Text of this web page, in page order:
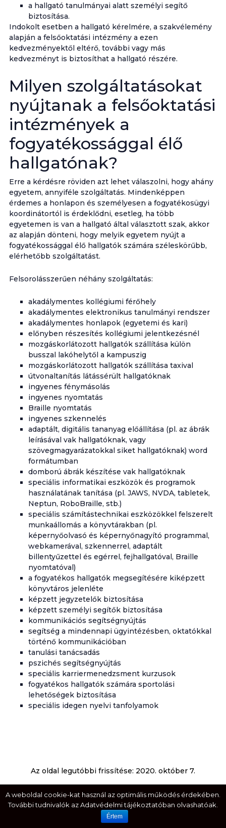
a hallgató tanulmányai alatt személyi segítő
biztosítása.
Indokolt esetben a hallgató kérelmére, a szakvélemény
alapján a felsőoktatási intézmény a ezen
kedvezményektől eltérő, további vagy más
kedvezményt is biztosíthat a hallgató részére.
Milyen szolgáltatásokat
nyújtanak a felsőoktatási
intézmények a
fogyatékossággal élő
hallgatónak?
Erre a kérdésre röviden azt lehet válaszolni, hogy ahány
egyetem, annyiféle szolgáltatás. Mindenképpen
érdemes a honlapon és személyesen a fogyatékosügyi
koordinátortól is érdeklődni, esetleg, ha több
egyetemen is van a hallgató által választott szak, akkor
az alapján dönteni, hogy melyik egyetem nyújt a
fogyatékossággal élő hallgatók számára széleskörűbb,
elérhetőbb szolgáltatást.
Felsorolásszerűen néhány szolgáltatás:
akadálymentes kollégiumi férőhely
akadálymentes elektronikus tanulmányi rendszer
akadálymentes honlapok (egyetemi és kari)
előnyben részesítés kollégiumi jelentkezésnél
mozgáskorlátozott hallgatók szállítása külön
busszal lakóhelytől a kampuszig
mozgáskorlátozott hallgatók szállítása taxival
útvonaltanítás látássérült hallgatóknak
ingyenes fénymásolás
ingyenes nyomtatás
Braille nyomtatás
ingyenes szkennelés
adaptált, digitális tananyag előállítása (pl. az ábrák
leírásával vak hallgatóknak, vagy
szövegmagyarázatokkal siket hallgatóknak) word
formátumban
domború ábrák készítése vak hallgatóknak
speciális informatikai eszközök és programok
használatának tanítása (pl. JAWS, NVDA, tabletek,
Neptun, RoboBraille, stb.)
speciális számítástechnikai eszközökkel felszerelt
munkaállomás a könyvtárakban (pl.
képernyőolvasó és képernyőnagyító programmal,
webkamerával, szkennerrel, adaptált
billentyűzettel és egérrel, fejhallgatóval, Braille
nyomtatóval)
a fogyatékos hallgatók megsegítésére kiképzett
könyvtáros jelenléte
képzett jegyzetelők biztosítása
képzett személyi segítők biztosítása
kommunikációs segítségnyújtás
segítség a mindennapi ügyintézésben, oktatókkal
történő kommunikációban
tanulási tanácsadás
pszichés segítségnyújtás
speciális karriermenedzsment kurzusok
fogyatékos hallgatók számára sportolási
lehetőségek biztosítása
speciális idegen nyelvi tanfolyamok
Az oldal legutóbbi frissítése: 2020. október 7.
KAPCSOLAT
A weboldal cookie-kat használ az optimális működés érdekében.
További tudnivalók az Adatvédelmi tájékoztatóban olvashatóak.
Értem